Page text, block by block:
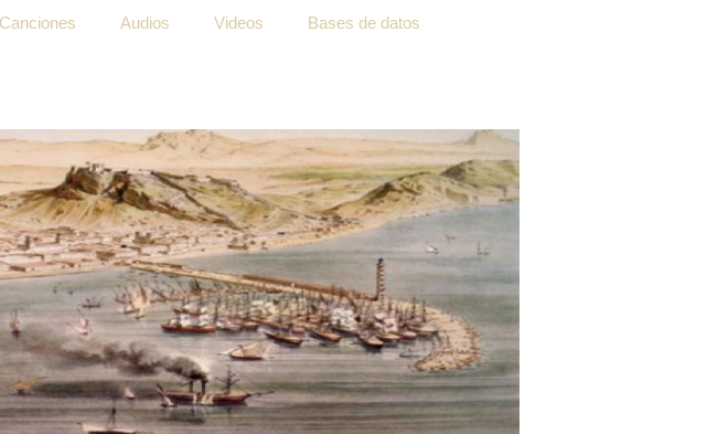
Canciones Audios Videos Bases de datos